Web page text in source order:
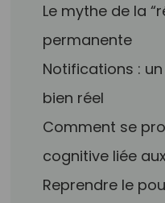
Le mythe de la
permanente
Notifications :
bien réel
Comment se
cognitive liée
Reprendre le